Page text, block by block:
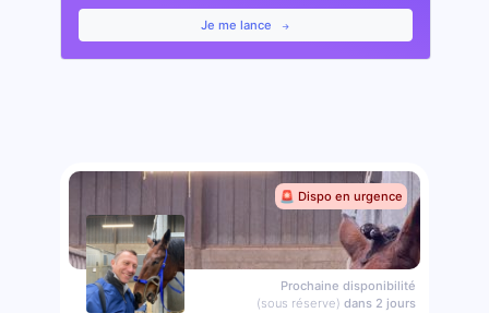
Je me lance
🚨 Dispo en urgence
Prochaine disponibilité
(sous réserve) dans 2 jours